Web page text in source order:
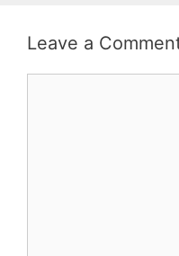
Leave a